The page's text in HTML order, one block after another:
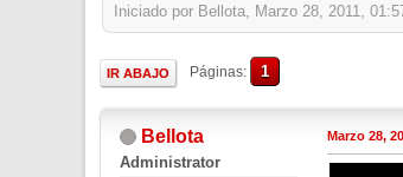
Iniciado por Bellota, Marzo 28, 2011,
IR ABAJO Páginas 1
Bellota
Administrator
Marzo 28,